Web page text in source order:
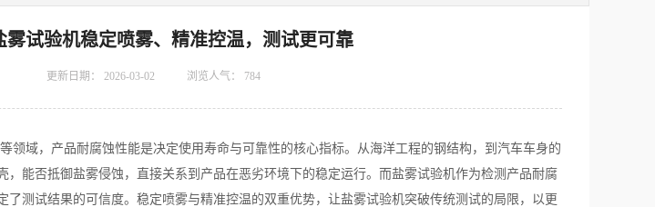
雾试验机稳定喷雾、精准控温，测试更可靠
更新日期： 2026-03-02 浏览人气： 784
域，产品耐腐蚀性能是决定使用寿命与可靠性的核心指标。从海洋工程的钢结构，到汽车车身的
，能否抵御盐雾侵蚀，直接关系到产品在恶劣环境下的稳定运行。而盐雾试验机作为检测产品耐腐
了测试结果的可信度。稳定喷雾与精准控温的双重优势，让盐雾试验机突破传统测试的局限，以更